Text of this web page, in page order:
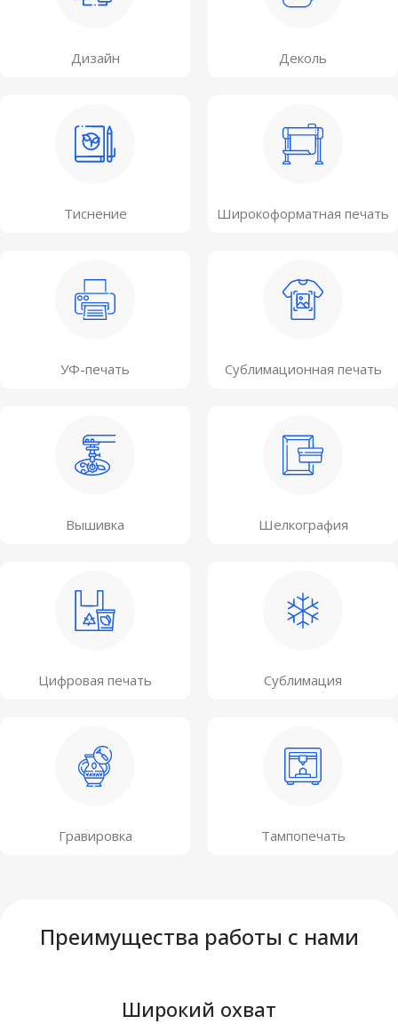
Дизайн Деколь
Тиснение Широкоформатная печать
УФ-печать Сублимационная печать
Вышивка Шелкография
Цифровая печать Сублимация
Гравировка Тампопечать
Преимущества работы с нами
Широкий охват